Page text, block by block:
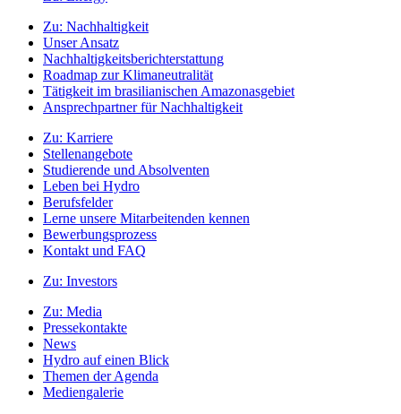
Zu: Nachhaltigkeit
Unser Ansatz
Nachhaltigkeitsberichterstattung
Roadmap zur Klimaneutralität
Tätigkeit im brasilianischen Amazonasgebiet
Ansprechpartner für Nachhaltigkeit
Zu: Karriere
Stellenangebote
Studierende und Absolventen
Leben bei Hydro
Berufsfelder
Lerne unsere Mitarbeitenden kennen
Bewerbungsprozess
Kontakt und FAQ
Zu: Investors
Zu: Media
Pressekontakte
News
Hydro auf einen Blick
Themen der Agenda
Mediengalerie